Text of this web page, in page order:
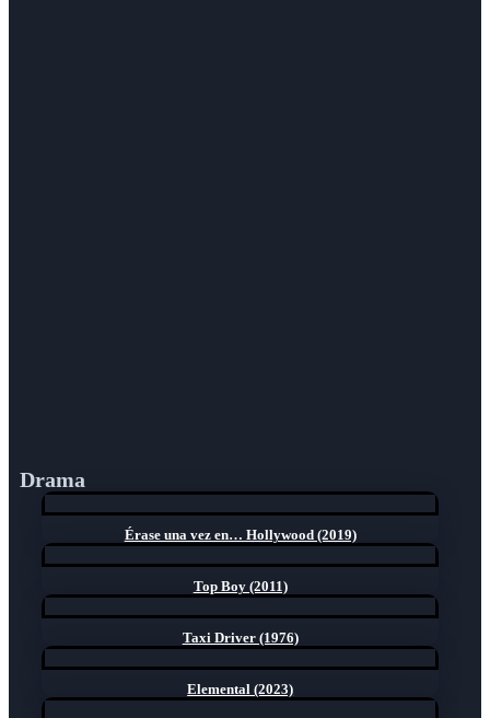
Drama
Érase una vez en… Hollywood (2019)
Top Boy (2011)
Taxi Driver (1976)
Elemental (2023)